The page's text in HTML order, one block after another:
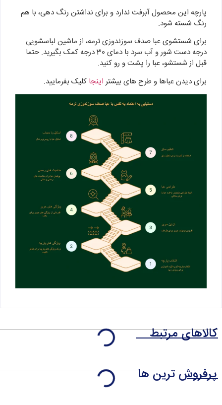
پارچه این محصول آبرفت ندارد و برای نداشتن رنگ دهی، با هم
رنگ شسته شود.
برای شستشوی عبا صدف سوزندوزی ترمه، از ماشین لباسشویی
درجه دست شور و آب سرد با دمای 30 درجه کمک بگیرید. حتما
قبل از شستشو، عبا را پشت و رو کنید.
برای دیدن عباها و طرح های بیشتر اینجا کلیک بفرمایید.
کالاهای مرتبط
پرفروش ترین ها